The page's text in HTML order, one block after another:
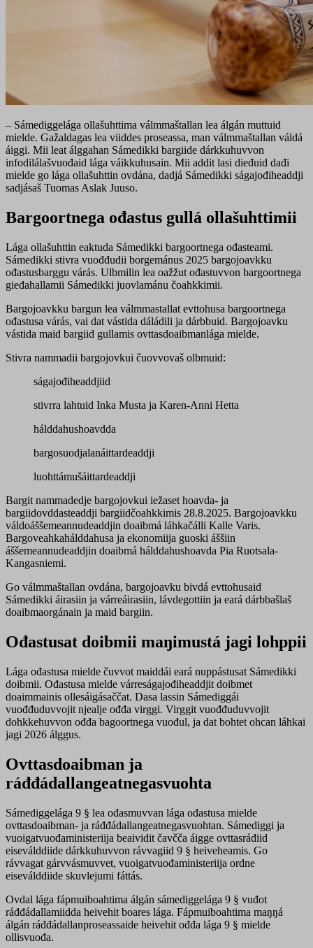
– Sámediggelága ollašuhttima válmmaštallan lea álgán muttuid
mielde. Gažaldagas lea viiddes proseassa, man válmmaštallan váldá
áiggi. Mii leat álggahan Sámedikki bargiide dárkkuhuvvon
infodilálašvuođaid lága váikkuhusain. Mii addit lasi dieđuid dađi
mielde go lága ollašuhttin ovdána, dadjá Sámedikki ságajođiheaddji
sadjásaš Tuomas Aslak Juuso.
Bargoortnega ođastus gullá ollašuhttimii
Lága ollašuhttin eaktuda Sámedikki bargoortnega ođasteami.
Sámedikki stivra vuođđudii borgemánus 2025 bargojoavkku
ođastusbarggu várás. Ulbmilin lea oažžut ođastuvvon bargoortnega
gieđahallamii Sámedikki juovlamánu čoahkkimii.
Bargojoavkku bargun lea válmmastallat evttohusa bargoortnega
ođastusa várás, vai dat vástida dáládili ja dárbbuid. Bargojoavku
vástida maid bargiid gullamis ovttasdoaibmanlága mielde.
Stivra nammadii bargojovkui čuovvovaš olbmuid:
ságajođiheaddjiid
stivrra lahtuid Inka Musta ja Karen-Anni Hetta
hálddahushoavdda
bargosuodjalanáittardeaddji
luohttámušáittardeaddji
Bargit nammadedje bargojovkui iežaset hoavda- ja
bargiidovddasteaddji bargiidčoahkkimis 28.8.2025. Bargojoavkku
váldoáššemeannudeaddjin doaibmá láhkačálli Kalle Varis.
Bargoveahkahálddahusa ja ekonomiija guoski áššiin
áššemeannudeaddjin doaibmá hálddahushoavda Pia Ruotsala-
Kangasniemi.
Go válmmaštallan ovdána, bargojoavku bivdá evttohusaid
Sámedikki áirasiin ja várreáirasiin, lávdegottiin ja eará dárbbašlaš
doaibmaorgánain ja maid bargiin.
Ođastusat doibmii maŋimustá jagi lohppii
Lága ođastusa mielde čuvvot maiddái eará nuppástusat Sámedikki
doibmii. Ođastusa mielde várreságajođiheaddjit doibmet
doaimmainis ollesáigásaččat. Dasa lassin Sámediggái
vuođđuduvvojit njealje ođđa virggi. Virggit vuođđuduvvojit
dohkkehuvvon ođđa bagoortnega vuođul, ja dat bohtet ohcan láhkai
jagi 2026 álggus.
Ovttasdoaibman ja
ráđđádallangeatnegasvuohta
Sámediggelága 9 § lea ođasmuvvan lága ođastusa mielde
ovttasdoaibman- ja ráđđádallangeatnegasvuohtan. Sámediggi ja
vuoigatvuođaministeriija beaividit čavčča áigge ovttasráđiid
eiseválddiide dárkkuhuvvon rávvagiid 9 § heiveheamis. Go
rávvagat gárvvásmuvvet, vuoigatvuođaministeriija ordne
eiseválddiide skuvlejumi fáttás.
Ovdal lága fápmuiboahtima álgán sámediggelága 9 § vuđot
ráđđádallamiidda heivehit boares lága. Fápmuiboahtima maŋŋá
álgán ráđđádallanproseassaide heivehit ođđa lága 9 § mielde
ollisvuođa.